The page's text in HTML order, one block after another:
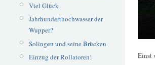
Viel Glück
Jahrhunderthochwasser der
Wupper?
Solingen und seine Brücken
Einzug der Rollatoren!
Einst